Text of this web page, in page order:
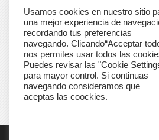
números de oxidación
oxígeno tiene estado
(-2)·3 = -6. De este
algebraica sea -1, el
cloro ha de ser +5.
¿Quieres comprobar si has entendido
capaz de aplicarlas? Te sugerimos
estosvídeos de teoría y ejercicios
de oxidación
Usamos cookies en nuestro sitio
una mejor experiencia de
recordando tus preferencias
navegando. Clicando“Acceptar
nos permites usar todos las
Puedes revisar las "Cookie
para mayor control. Si continuas
navegando consideramos que
aceptas las coockies.